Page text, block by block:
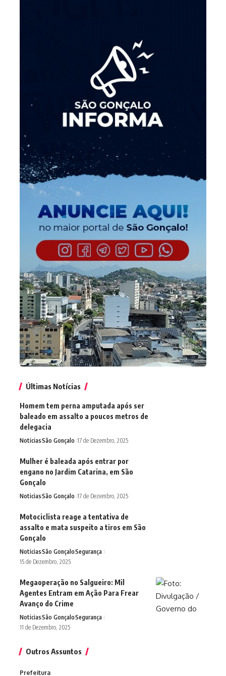
Últimas Notícias
Homem tem perna amputada após ser
baleado em assalto a poucos metros de
delegacia
NoticiasSão Gonçalo 17 de Dezembro, 2025
Mulher é baleada após entrar por
engano no Jardim Catarina, em São
Gonçalo
NoticiasSão Gonçalo 17 de Dezembro, 2025
Motociclista reage a tentativa de
assalto e mata suspeito a tiros em São
Gonçalo
NoticiasSão GonçaloSegurança
15 de Dezembro, 2025
Megaoperação no Salgueiro: Mil
Agentes Entram em Ação Para Frear
Avanço do Crime
NoticiasSão GonçaloSegurança
11 de Dezembro, 2025
Outros Assuntos
Prefeitura